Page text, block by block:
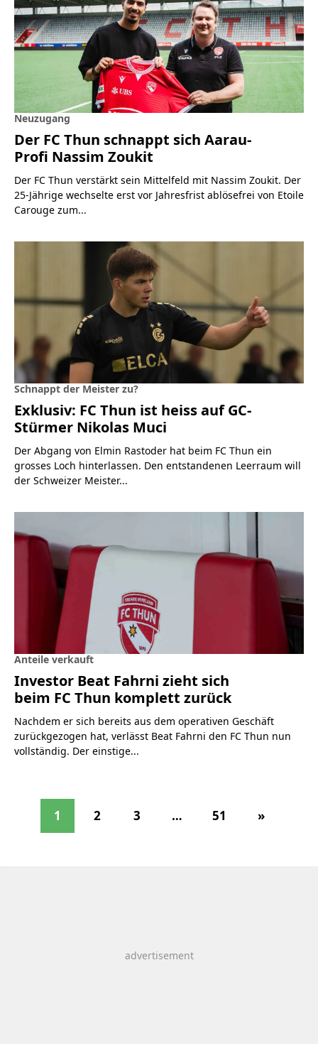
Neuzugang
Der FC Thun schnappt sich Aarau-
Profi Nassim Zoukit
Der FC Thun verstärkt sein Mittelfeld mit Nassim Zoukit. Der
25-Jährige wechselte erst vor Jahresfrist ablösefrei von Etoile
Carouge zum...
Schnappt der Meister zu?
Exklusiv: FC Thun ist heiss auf GC-
Stürmer Nikolas Muci
Der Abgang von Elmin Rastoder hat beim FC Thun ein
grosses Loch hinterlassen. Den entstandenen Leerraum will
der Schweizer Meister...
Anteile verkauft
Investor Beat Fahrni zieht sich
beim FC Thun komplett zurück
Nachdem er sich bereits aus dem operativen Geschäft
zurückgezogen hat, verlässt Beat Fahrni den FC Thun nun
vollständig. Der einstige...
1 2 3 … 51 »